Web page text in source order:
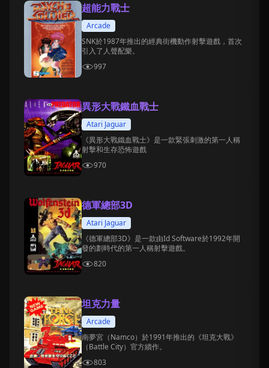
超能力戰士
Arcade
SNK於1987年推出的經典街機動作射擊遊戲，首次
引入了人聲配樂。
997
異形大戰鐵血戰士
Atari Jaguar
《異形大戰鐵血戰士》是一款緊張刺激的第一人稱
射擊和生存恐怖遊戲
970
德軍總部3D
Atari Jaguar
《德軍總部3D》是一款由Id Software於1992年開
發的劃時代的第一人稱射擊遊戲。
820
坦克力量
Arcade
南夢宮（Namco）於1991年推出的《坦克大戰》
（Battle City）官方續作。
803